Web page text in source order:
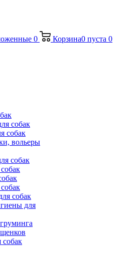
0 Корзина0 пуста 0
собак
собак
вольеры
собак
собак
для
собак